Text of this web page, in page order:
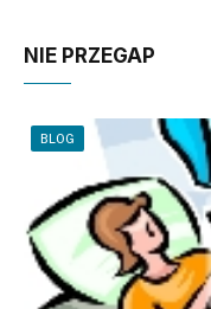
NIE PRZEGAP
BLOG